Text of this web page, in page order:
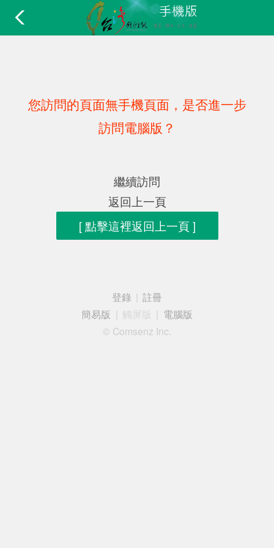
您訪問的頁面無手機頁面，是否進一步
訪問電腦版？
繼續訪問
返回上一頁
[ 點擊這裡返回上一頁 ]
登錄
註冊
簡易版
觸屏版
電腦版
© Comsenz Inc.